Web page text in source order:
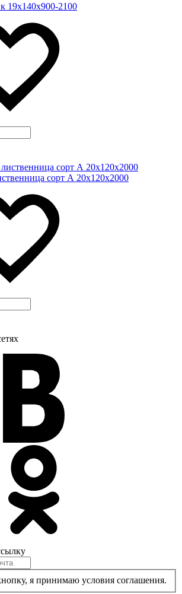
19х140х900-2100
сорт А 20х120х2000
я принимаю условия соглашения.